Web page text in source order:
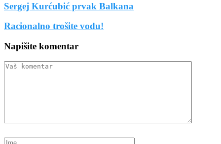
Sergej Kurćubić prvak Balkana
Racionalno trošite vodu!
Napišite komentar